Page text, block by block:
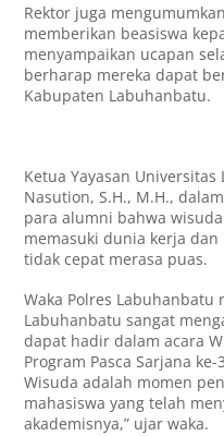
Rektor juga
memberikan beasiswa
menyampaikan ucapan
berharap mereka dapat
Kabupaten Labuhanbatu.
Ketua Yayasan
Nasution, S.H., M.H.,
para alumni bahwa
memasuki dunia kerja
tidak cepat merasa puas.
Waka Polres Labuhanbatu
Labuhanbatu sangat
dapat hadir dalam acara
Program Pasca Sarjana
Wisuda adalah momen
mahasiswa yang telah
akademisnya,” ujar waka.